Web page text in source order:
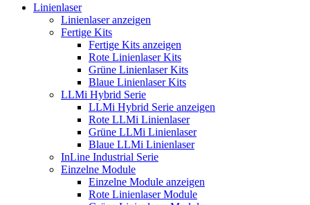
Linienlaser
Linienlaser anzeigen
Fertige Kits
Fertige Kits anzeigen
Rote Linienlaser Kits
Grüne Linienlaser Kits
Blaue Linienlaser Kits
LLMi Hybrid Serie
LLMi Hybrid Serie anzeigen
Rote LLMi Linienlaser
Grüne LLMi Linienlaser
Blaue LLMi Linienlaser
InLine Industrial Serie
Einzelne Module
Einzelne Module anzeigen
Rote Linienlaser Module